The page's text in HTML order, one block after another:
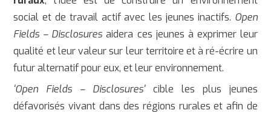
social et de travail actif avec les jeunes inactifs. Open
Fields – Disclosures aidera ces jeunes à exprimer leur
qualité et leur valeur sur leur territoire et à ré-écrire un
futur alternatif pour eux, et leur environnement.
'Open Fields – Disclosures' cible les plus jeunes
défavorisés vivant dans des régions rurales et afin de